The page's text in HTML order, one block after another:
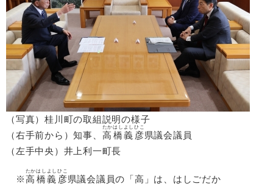
（写真）桂川町の取組説明の様子
（右手前から）知事、 高橋義彦
たかはしよしひこ
県議会議員​
（左手中央）井上利一町長
※高橋義彦
たかはしよしひこ
県議会議員​の「高」は、はしごだか